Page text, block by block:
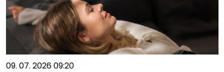
09. 07. 2026 09:20